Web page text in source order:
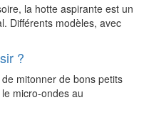
la hotte aspirante est un
Différents modèles, avec
?
mitonner de bons petits
micro-ondes au